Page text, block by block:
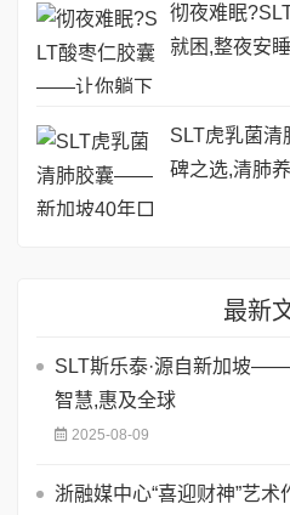
彻夜难眠
就困,整夜安
SLT虎乳菌
碑之选,清肺
最新
SLT斯乐泰·源自新加坡
智慧,惠及全球
2025-08-09
浙融媒中心“喜迎财神”艺